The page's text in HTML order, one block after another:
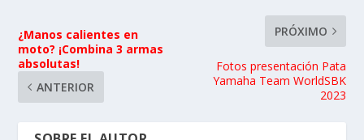
¿Manos calientes en
moto? ¡Combina 3 armas
absolutas!
ANTERIOR
PRÓXIMO
Fotos presentación Pata
Yamaha Team WorldSBK
2023